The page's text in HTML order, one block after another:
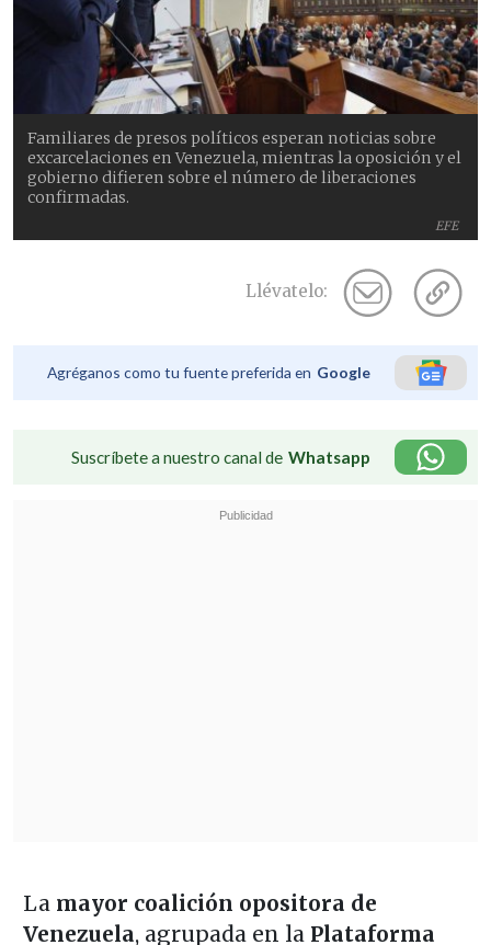
EFE
Familiares de presos políticos esperan noticias sobre
excarcelaciones en Venezuela, mientras la oposición y el
gobierno difieren sobre el número de liberaciones
confirmadas.
Llévatelo:
Agréganos como tu fuente preferida en Google
Suscríbete a nuestro canal de Whatsapp
La mayor coalición opositora de
Venezuela, agrupada en la Plataforma